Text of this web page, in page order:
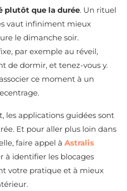
plutôt que la durée. Un rituel
vaut infiniment mieux
le dimanche soir.
par exemple au réveil,
de dormir, et tenez-vous y.
ce moment à un
les applications guidées sont
Et pour aller plus loin dans
faire appel à Astralis
à identifier les blocages
votre pratique et à mieux